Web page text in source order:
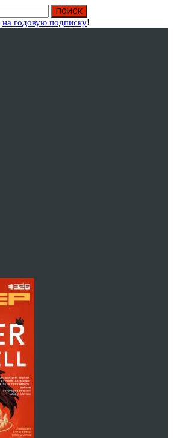
на годовую подписку!